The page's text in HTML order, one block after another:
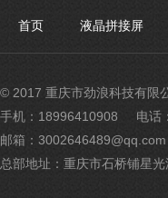
首页 液晶拼接屏
© 2017 重庆市劲浪科技有限
手机：18996410908
电话
邮箱：3002646489@qq.com
总部地址：重庆市石桥铺星